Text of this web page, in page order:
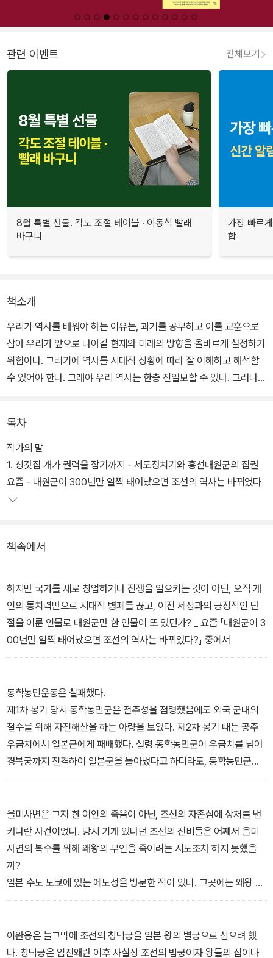
관련 이벤트 전체보기
8월 특별 선물. 각도 조절 테이블 · 이동식 빨래
바구니
가장 빠르
합
책소개
우리가 역사를 배워야 하는 이유는, 과거를 공부하고 이를 교훈으로
삼아 우리가 앞으로 나아갈 현재와 미래의 방향을 올바르게 설정하기
위함이다. 그러기에 역사를 시대적 상황에 따라 잘 이해하고 해석할
수 있어야 한다. 그래야 우리 역사는 한층 진일보할 수 있다. 그러나
역사는 왜곡으로 뒤덮여 점점 우리에게서 멀어지고 있다.
저자 황현필은 근현대사야말로 요즘 우리가 반드시 알아야 할 그리고
우리에게 가장 가까운, ‘요즘 역사’라고 말한다. 『요즘 역사』 근대 편
은 흥선대원군이 집권을 시작한 1863년부터 대한제국이 일제에 병
시각으로 말했다. 당신에게 가장 가까운 역사인 요즘 역사를 알고 싶
목차
작가의 말
1. 상갓집 개가 권력을 잡기까지 - 세도정치기와 흥선대원군의 집권
요즘 - 대원군이 300년만 일찍 태어났으면 조선의 역사는 바뀌었다
책속에서
하지만 국가를 새로 창업하거나 전쟁을 일으키는 것이 아닌, 오직 개
인의 통치력만으로 시대적 병폐를 끊고, 이전 세상과의 긍정적인 단
절을 이룬 인물로 대원군만 한 인물이 또 있던가? _ 요즘 「대원군이 3
00년만 일찍 태어났으면 조선의 역사는 바뀌었다?」 중에서
동학농민운동은 실패했다.
제1차 봉기 당시 동학농민군은 전주성을 점령했음에도 외국 군대의
철수를 위해 자진해산을 하는 아량을 보였다. 제2차 봉기 때는 공주
우금치에서 일본군에게 패배했다. 설령 동학농민군이 우금치를 넘어
경복궁까지 진격하여 일본군을 몰아냈다고 하더라도, 동학농민군은
어떤 국가를 만들 것인가에 대한 비전을 제시하지 못했다.
철폐 등에 큰 영향을 끼쳤고, 동학의 반외세 정신은 이후 항일의병운
동의 토대가 됐다.
동학농민운동은 일종의 쿠데타도 아니었고, 단순히 먹고사는 문제 해
결을 위한 생존권 투쟁도 아니었다. 동학농민운동은 나라 사랑과 백
성 사랑이라는 큰 가치를 지닌 아름다운 농민운동이었다. _ 「곰나루
의 그 아우성만 살고 껍데기는 가라」 중에서
을미사변은 그저 한 여인의 죽음이 아닌, 조선의 자존심에 상처를 낸
커다란 사건이었다. 당시 기개 있다던 조선의 선비들은 어째서 을미
사변의 복수를 위해 왜왕의 부인을 죽이려는 시도조차 하지 못했을
까?
일본 수도 도쿄에 있는 에도성을 방문한 적이 있다. 그곳에는 왜왕 내
외가 산다. 그 에도성의 담을 넘어가는 한국인과 한국인에게 끌려 나
역사상 최악의 여인인 이유」 중에서
이완용은 늘그막에 조선의 창덕궁을 일본 왕의 별궁으로 삼으려 했
다. 창덕궁은 임진왜란 이후 사실상 조선의 법궁이자 왕들의 집이나